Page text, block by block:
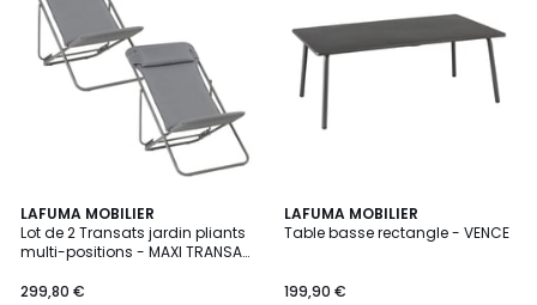
LAFUMA MOBILIER
Lot de 2 Transats jardin pliants
multi-positions - MAXI TRANSAT
299,80 €
3
Couleurs
LAFUMA MOBILIER
Table basse rectangle - VENCE
199,90 €